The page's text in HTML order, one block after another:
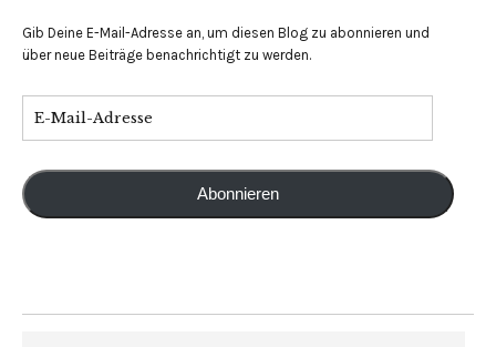
Gib Deine E-Mail-Adresse an, um diesen Blog zu abonnieren und
über neue Beiträge benachrichtigt zu werden.
Abonnieren